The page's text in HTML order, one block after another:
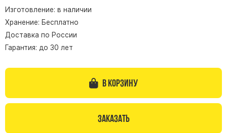
Памятники из гранита Сюскюянсаари
Памятники из гранита Балтик Грин
Памятники из гранита Лезниковский
Памятники из гранита Токовский
Изготовление: в наличии
Хранение: Бесплатно
Доставка по России
Гарантия: до 30 лет
В корзину
Заказать